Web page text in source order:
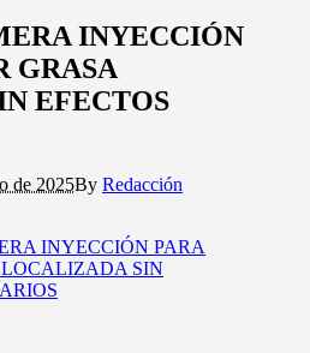
INYECCIÓN
GRASA
EFECTOS
de 2025By Redacción